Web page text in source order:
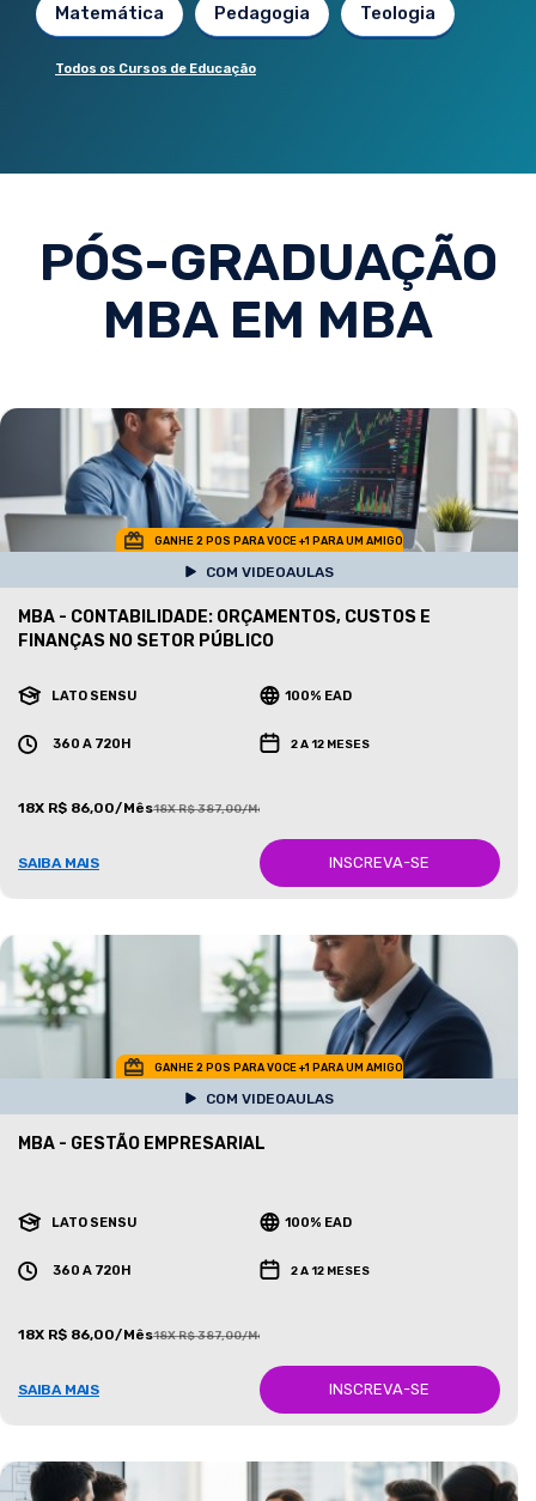
Matemática Pedagogia Teologia
Todos os Cursos de Educação
PÓS-GRADUAÇÃO
MBA EM MBA
GANHE 2 POS PARA VOCE +1 PARA UM AMIGO
COM VIDEOAULAS
MBA - CONTABILIDADE: ORÇAMENTOS, CUSTOS E
FINANÇAS NO SETOR PÚBLICO
LATO SENSU 100% EAD
360 A 720H 2 A 12 MESES
18X R$ 86,00/Mês18X R$ 387,00/Mês
SAIBA MAIS INSCREVA-SE
GANHE 2 POS PARA VOCE +1 PARA UM AMIGO
COM VIDEOAULAS
MBA - GESTÃO EMPRESARIAL
LATO SENSU 100% EAD
360 A 720H 2 A 12 MESES
18X R$ 86,00/Mês18X R$ 387,00/Mês
SAIBA MAIS INSCREVA-SE